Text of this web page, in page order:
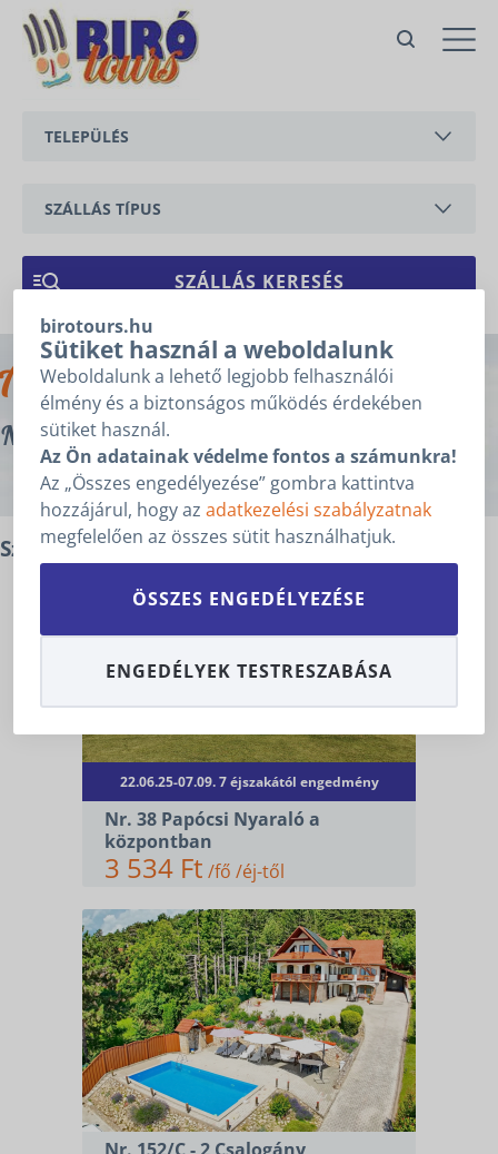
birotours.hu
Sütiket használ a weboldalunk
Weboldalunk a lehető legjobb felhasználói
élmény és a biztonságos működés érdekében
sütiket használ.
Az Ön adatainak védelme fontos a számunkra!
Az „Összes engedélyezése” gombra kattintva
hozzájárul, hogy az adatkezelési szabályzatnak
megfelelően az összes sütit használhatjuk.
ÖSSZES ENGEDÉLYEZÉSE
ENGEDÉLYEK TESTRESZABÁSA
TELEPÜLÉS
CSERSZEGTOMAJ
GYENESDIÁS
HÉVÍZ
KESZTHELY
VONYARCVASHEGY
SZÁLLÁS TÍPUS
APARTMAN
Archívum
Nincs tartalom.
Szálláshelyek
22.06.25-07.09. 7 éjszakától engedmény
Nr. 38 Papócsi Nyaraló a
központban
3 534 Ft /fő /éj-től